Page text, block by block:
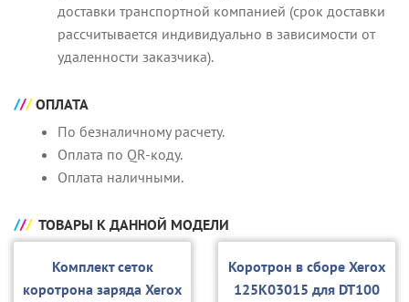
доставки транспортной компанией (срок доставки
рассчитывается индивидуально в зависимости от
удаленности заказчика).
ОПЛАТА
По безналичному расчету.
Оплата по QR-коду.
Оплата наличными.
ТОВАРЫ К ДАННОЙ МОДЕЛИ
Комплект сеток
коротрона заряда Xerox
Коротрон в сборе Xerox
125K03015 для DT100